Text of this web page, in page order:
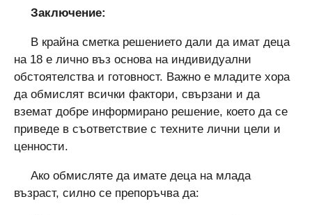
Заключение:
В крайна сметка решението дали да имат деца
на 18 е лично въз основа на индивидуални
обстоятелства и готовност. Важно е младите хора
да обмислят всички фактори, свързани и да
вземат добре информирано решение, което да се
приведе в съответствие с техните лични цели и
ценности.
Ако обмисляте да имате деца на млада
възраст, силно се препоръчва да: